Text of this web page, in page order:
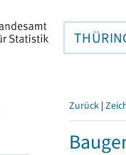
Zurück |